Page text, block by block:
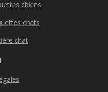
chiens
chats
chat